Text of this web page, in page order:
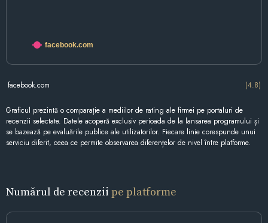
facebook.com
facebook.com (4.8)
Graficul prezintă o comparație a mediilor de rating ale firmei pe portaluri de
recenzii selectate. Datele acoperă exclusiv perioada de la lansarea programului și
se bazează pe evaluările publice ale utilizatorilor. Fiecare linie corespunde unui
serviciu diferit, ceea ce permite observarea diferențelor de nivel între platforme.
Numărul de recenzii pe platforme